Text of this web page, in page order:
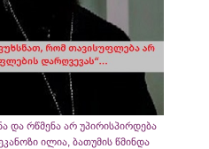
და რწმენა არ უპირისპირდება
ილია, ბათუმის წმინდა